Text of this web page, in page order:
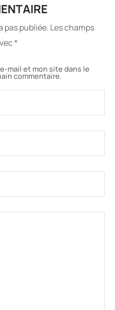
pas publiée. Les champs
*
mail et mon site dans le
commentaire.